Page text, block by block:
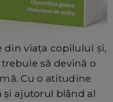
din viața copilului și,
să devină o
Cu o atitudine
ajutorul blând al